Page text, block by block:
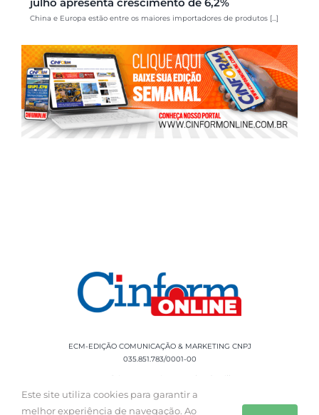
China e Europa estão entre os maiores importadores de produtos [...]
ECM-EDIÇÃO COMUNICAÇÃO & MARKETING CNPJ
035.851.783/0001-00
Rua Sílvio Cesar Leite, 90 Salgado Filho -
Aracaju, SE, CEP: 49020-060 Fone: +55 79
Este site utiliza cookies para garantir a
melhor experiência de navegação. Ao